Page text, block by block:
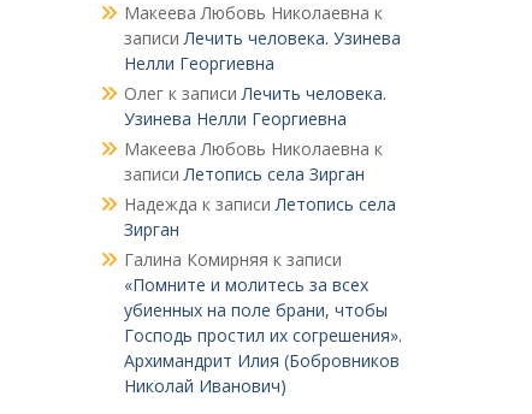
Макеева Любовь Николаевна к
записиЛечить человека. Узинева
Нелли Георгиевна
Олегк записиЛечить человека.
Узинева Нелли Георгиевна
Макеева Любовь Николаевна к
записиЛетопись села Зирган
Надежда к записиЛетопись села
Зирган
Галина Комирняя к записи
«Помните и молитесь за всех
убиенных на поле брани, чтобы
Господь простил их согрешения».
Архимандрит Илия (Бобровников
Николай Иванович)